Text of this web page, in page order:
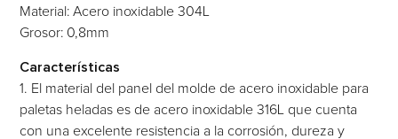
Material: Acero inoxidable 304L
Grosor: 0,8mm
Características
1. El material del panel del molde de acero inoxidable para
paletas heladas es de acero inoxidable 316L que cuenta
con una excelente resistencia a la corrosión, dureza y